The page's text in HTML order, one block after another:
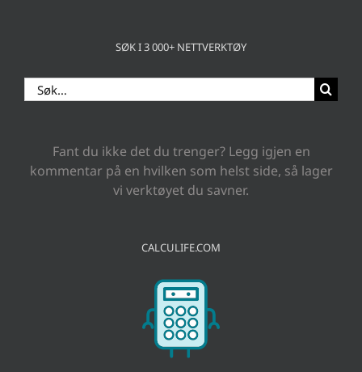
SØK I 3 000+ NETTVERKTØY
Search
for:
Fant du ikke det du trenger? Legg igjen en
kommentar på en hvilken som helst side, så lager
vi verktøyet du savner.
CALCULIFE.COM